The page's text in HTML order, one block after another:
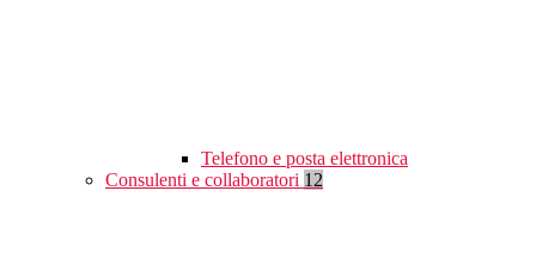
Telefono e posta elettronica
Consulenti e collaboratori 12